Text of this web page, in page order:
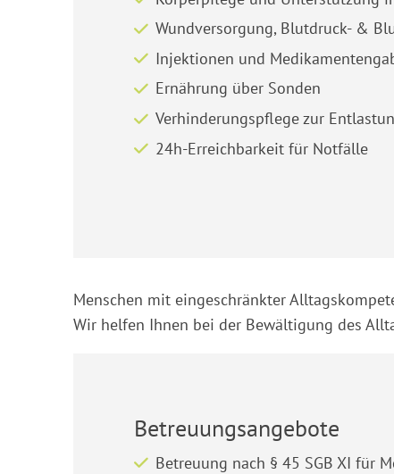
Wundversorgung, Blutdruck- &
Injektionen und
Ernährung über Sonden
Verhinderungspflege zur
24h-Erreichbarkeit für Notfälle
Menschen mit eingeschränkter
Wir helfen Ihnen bei der Bewältigung des
Betreuungsangebote
Betreuung nach § 45 SGB XI für